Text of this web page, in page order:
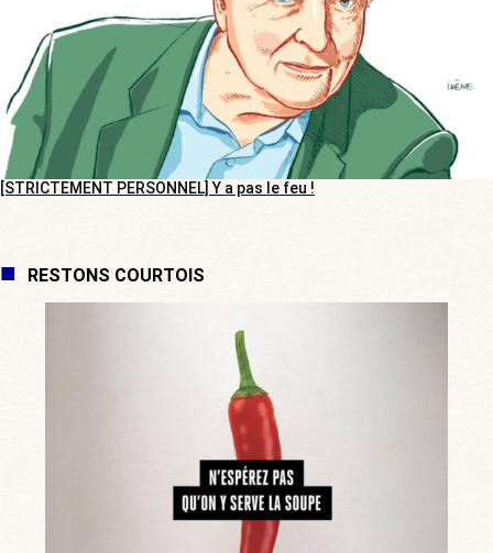
[STRICTEMENT PERSONNEL] Y a pas le feu !
RESTONS COURTOIS